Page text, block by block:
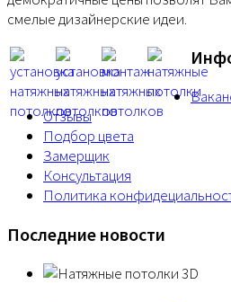
смелые дизайнерские идеи.
Отзывы
Подбор цвета
Замерщик
Консультация
Политика
Последние новости